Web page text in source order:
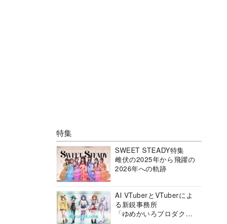
特集
SWEET STEADY特集
雌伏の2025年から飛躍の
2026年への軌跡
AI VTuberとVTuberによ
る新鋭事務所
「ゆめかいろプロダクシ